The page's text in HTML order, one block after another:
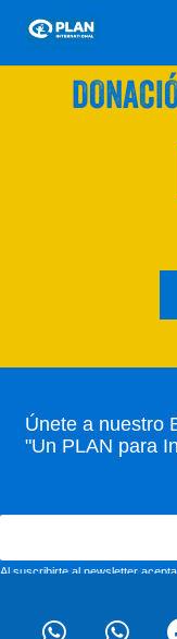
SÚMATE A
Únete a nuestro
"Un PLAN para
Al suscribirte al newsletter